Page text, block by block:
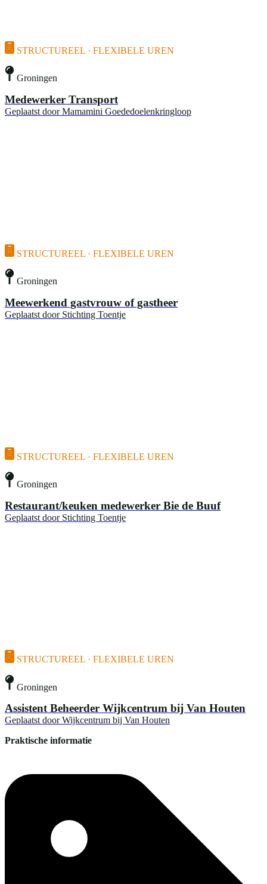
STRUCTUREEL · FLEXIBELE UREN
Groningen
Medewerker Transport
Geplaatst door Mamamini Goededoelenkringloop
STRUCTUREEL · FLEXIBELE UREN
Groningen
Meewerkend gastvrouw of gastheer
Geplaatst door Stichting Toentje
STRUCTUREEL · FLEXIBELE UREN
Groningen
Restaurant/keuken medewerker Bie de Buuf
Geplaatst door Stichting Toentje
STRUCTUREEL · FLEXIBELE UREN
Groningen
Assistent Beheerder Wijkcentrum bij Van Houten
Geplaatst door Wijkcentrum bij Van Houten
Praktische informatie